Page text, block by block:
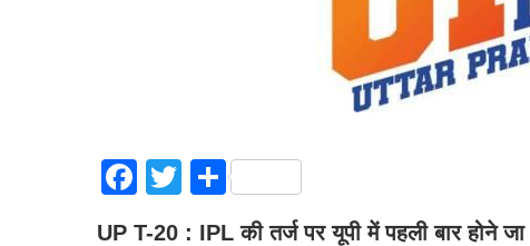
Facebook
Twitter
Share
UP T-20 : IPL की तर्ज पर यूपी में पहली बार होने जा